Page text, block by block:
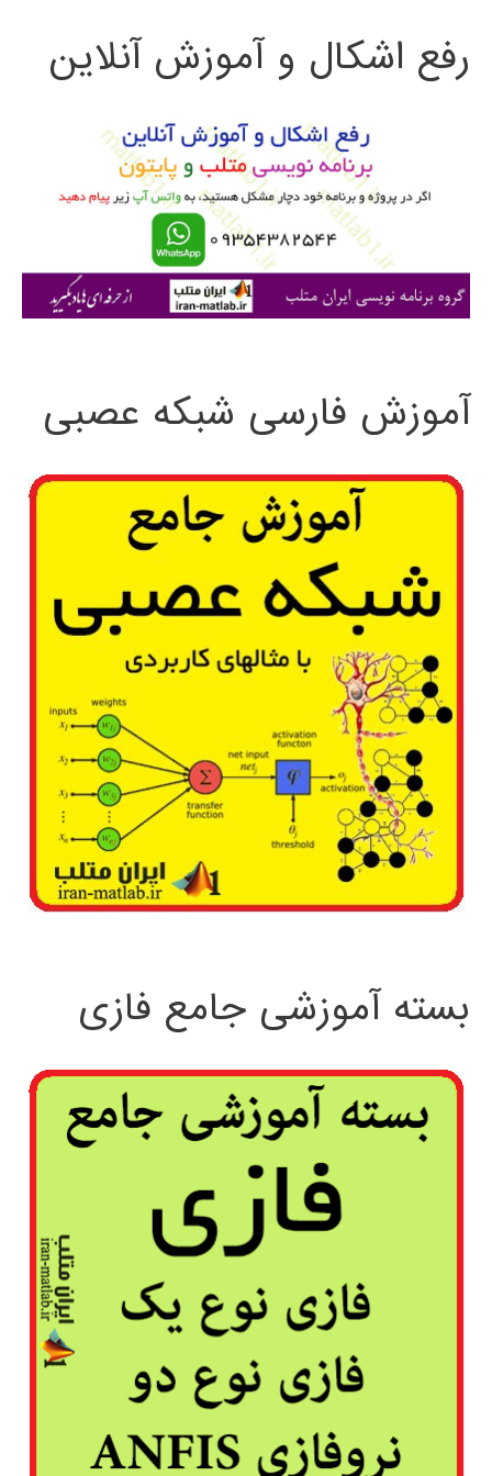
عکس
استفاده
از
ج
ی
رفع اشکال و آموزش آنلاین
آموزش فارسی شبکه عصبی
بسته آموزشی جامع فازی